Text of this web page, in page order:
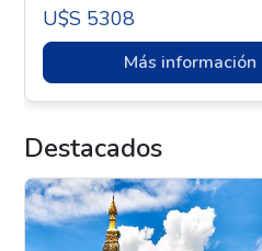
U$s 5308
Más información
Destacados